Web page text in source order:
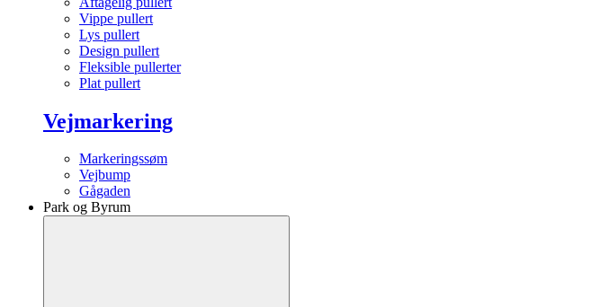
Vippe pullert
Lys pullert
Design pullert
Fleksible pullerter
Plat pullert
Vejmarkering
Markeringssøm
Vejbump
Gågaden
Park og Byrum